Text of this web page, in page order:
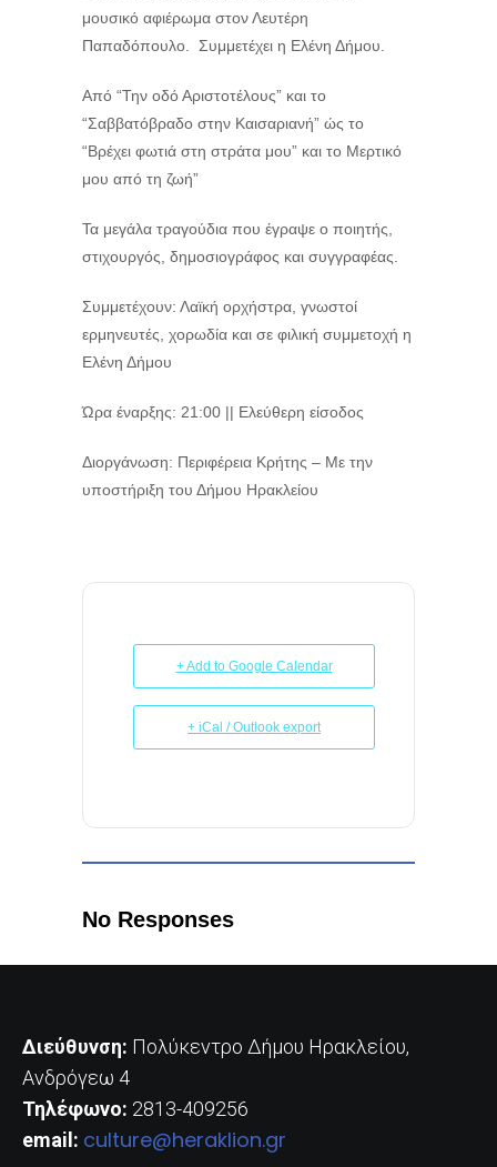
μουσικό αφιέρωμα στον Λευτέρη
Παπαδόπουλο. Συμμετέχει η Ελένη Δήμου.
Από “Την οδό Αριστοτέλους” και το
“Σαββατόβραδο στην Καισαριανή” ώς το
“Βρέχει φωτιά στη στράτα μου” και το Μερτικό
μου από τη ζωή”
Τα μεγάλα τραγούδια που έγραψε ο ποιητής,
στιχουργός, δημοσιογράφος και συγγραφέας.
Συμμετέχουν: Λαϊκή ορχήστρα, γνωστοί
ερμηνευτές, χορωδία και σε φιλική συμμετοχή η
Ελένη Δήμου
Ώρα έναρξης: 21:00 || Ελεύθερη είσοδος
Διοργάνωση: Περιφέρεια Κρήτης – Με την
υποστήριξη του Δήμου Ηρακλείου
+ Add to Google Calendar
+ iCal / Outlook export
No Responses
Διεύθυνση: Πολύκεντρο Δήμου Ηρακλείου,
Ανδρόγεω 4
Τηλέφωνο: 2813-409256
email: culture@heraklion.gr